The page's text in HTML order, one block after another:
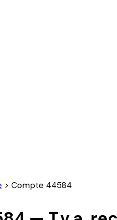
> Compte 44584